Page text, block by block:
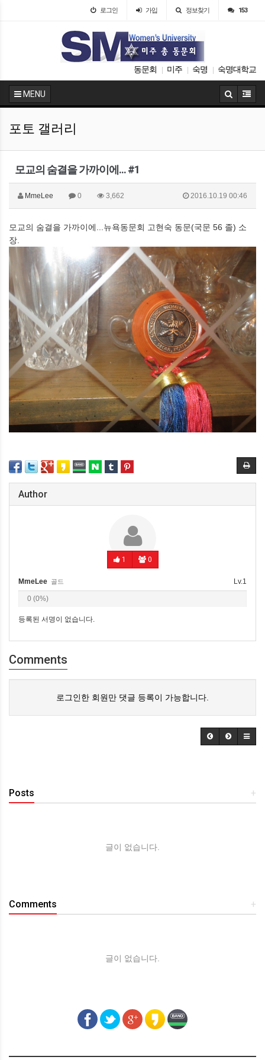
로그인 가입 정보찾기 153
동문회 미주 숙명 숙명대학교
MENU
포토 갤러리
모교의 숨결을 가까이에... #1
MmeLee 0 3,662 2016.10.19 00:46
모교의 숨결을 가까이에...뉴욕동문회 고현숙 동문(국문 56 졸) 소
장.
Author
1 0
Lv.1
MmeLee 골드
0 (0%)
등록된 서명이 없습니다.
Comments
로그인한 회원만 댓글 등록이 가능합니다.
+
Posts
글이 없습니다.
+
Comments
글이 없습니다.